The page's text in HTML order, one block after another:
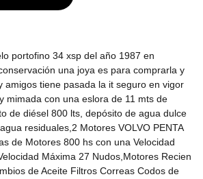
portofino 34 xsp del año 1987 en
una joya es para comprarla y
amigos tiene pasada la it seguro en vigor
mimada con una eslora de 11 mts de
de diésel 800 lts, depósito de agua dulce
residuales,2 Motores VOLVO PENTA
de Motores 800 hs con una Velocidad
Máxima 27 Nudos,Motores Recien
de Aceite Filtros Correas Codos de